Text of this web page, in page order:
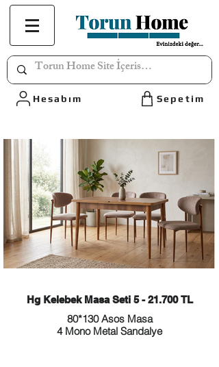
Hesabım Sepetim
Hg Kelebek Masa Seti 5 - 21.700 TL
80*130 Asos Masa
4 Mono Metal Sandalye